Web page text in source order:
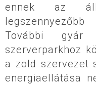
ennek az
További
szerverparkhoz
a zöld szervezet
energiaellátása